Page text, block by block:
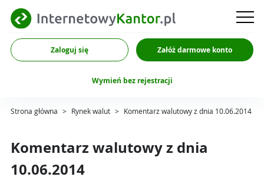
Zaloguj się Załóż darmowe konto
Wymień bez rejestracji
Strona główna > Rynek walut > Komentarz walutowy z dnia 10.06.2014
Komentarz walutowy z dnia
10.06.2014